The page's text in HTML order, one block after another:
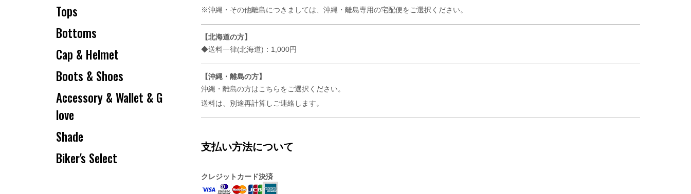
※沖縄・その他離島につきましては、沖縄・離島専用の宅配便をご選択ください。
【北海道の方】
◆送料一律(北海道)：1,000円
【沖縄・離島の方】
沖縄・離島の方はこちらをご選択ください。
送料は、別途再計算しご連絡します。
支払い方法について
クレジットカード決済
Tops
Bottoms
Cap & Helmet
Boots & Shoes
Accessory & Wallet & G
love
Shade
Biker's Select